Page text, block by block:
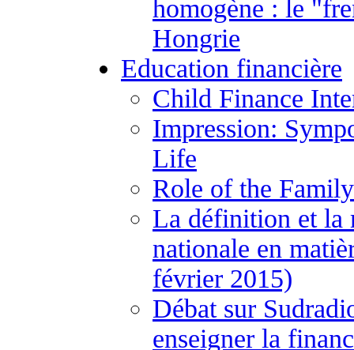
homogène : le
Hongrie
Education financière
Child Finance
Impression:
Life
Role of the
La définition et la
nationale en
février 2015)
Débat sur
enseigner la